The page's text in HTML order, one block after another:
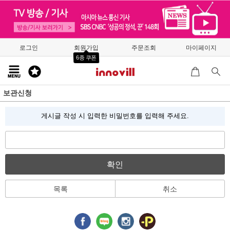
로그인 회원가입
6종 쿠폰
주문조회 마이페이지
보관신청
게시글 작성 시 입력한 비밀번호를 입력해 주세요.
확인
목록 취소